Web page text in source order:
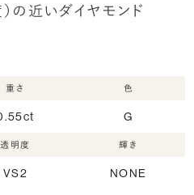
の近いダイヤモンド
重さ 色
G
透明度
VS2
輝き
NONE